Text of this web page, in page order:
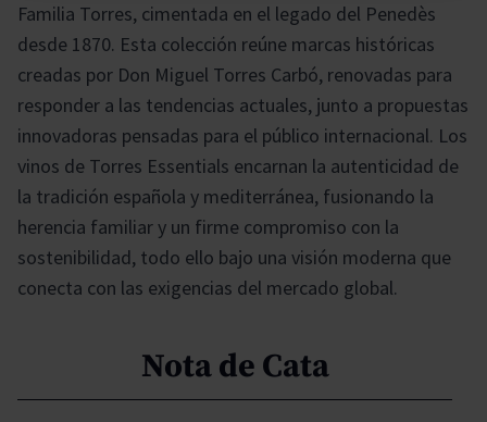
Familia Torres, cimentada en el legado del Penedès
desde 1870. Esta colección reúne marcas históricas
creadas por Don Miguel Torres Carbó, renovadas para
responder a las tendencias actuales, junto a propuestas
innovadoras pensadas para el público internacional. Los
vinos de Torres Essentials encarnan la autenticidad de
la tradición española y mediterránea, fusionando la
herencia familiar y un firme compromiso con la
sostenibilidad, todo ello bajo una visión moderna que
conecta con las exigencias del mercado global.
Nota de Cata